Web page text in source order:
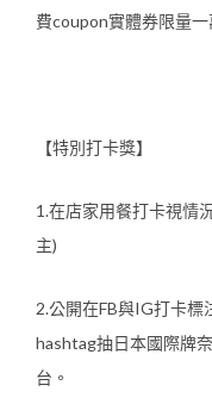
費coupon實體券限量一
【特別打卡獎】
1.在店家用餐打卡視情
主)
2.公開在FB與IG打卡
hashtag抽日本國際牌
台。